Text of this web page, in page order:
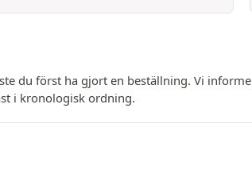
du först ha gjort en beställning. Vi
i kronologisk ordning.